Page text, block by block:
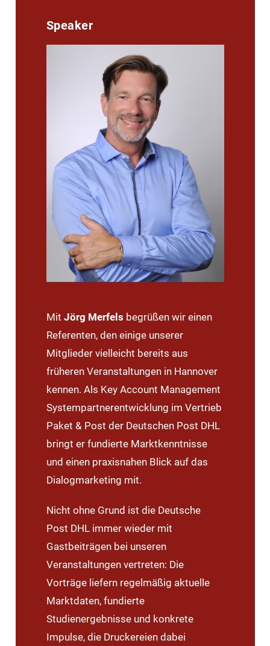
Speaker
Mit Jörg Merfels begrüßen wir einen
Referenten, den einige unserer
Mitglieder vielleicht bereits aus
früheren Veranstaltungen in Hannover
kennen. Als Key Account Management
Systempartnerentwicklung im Vertrieb
Paket & Post der Deutschen Post DHL
bringt er fundierte Marktkenntnisse
und einen praxisnahen Blick auf das
Dialogmarketing mit.
Nicht ohne Grund ist die Deutsche
Post DHL immer wieder mit
Gastbeiträgen bei unseren
Veranstaltungen vertreten: Die
Vorträge liefern regelmäßig aktuelle
Marktdaten, fundierte
Studienergebnisse und konkrete
Impulse, die Druckereien dabei